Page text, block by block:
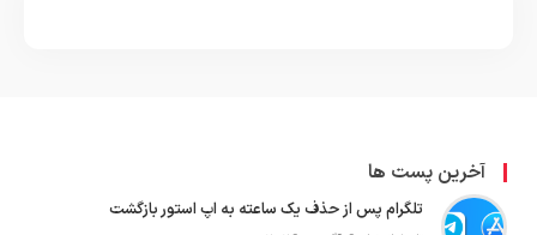
آخرین پست ها
تلگرام پس از حذف یک ساعته به اپ استور بازگشت